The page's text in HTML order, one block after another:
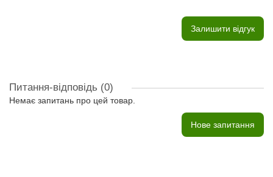
Залишити відгук
Питання-відповідь (0)
Немає запитань про цей товар.
Нове запитання